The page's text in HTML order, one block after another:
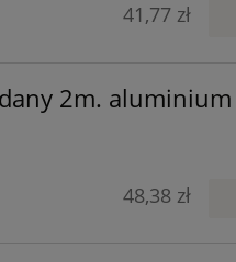
41,77 zł
2m. aluminium
48,38 zł